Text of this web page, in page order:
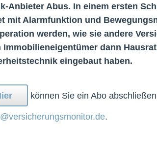
Anbieter Abus. In einem ersten
mit Alarmfunktion und
werden, wie sie andere
dann
eingebaut haben.
können Sie ein Abo
.